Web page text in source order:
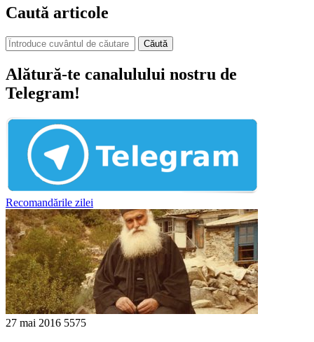
Caută articole
Căută
Alătură-te canalulului nostru de
Telegram!
Recomandările zilei
27 mai 2016 5575